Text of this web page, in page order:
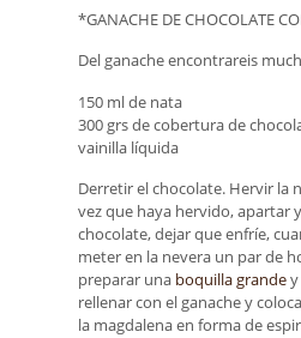
*GANACHE DE CHOCOLATE
Del ganache encontrareis
150 ml de nata
300 grs de cobertura de
vainilla líquida
Derretir el chocolate. Hervir la
vez que haya hervido, apartar
chocolate, dejar que enfríe,
meter en la nevera un par de
preparar una boquilla grande
rellenar con el ganache y
la magdalena en forma de